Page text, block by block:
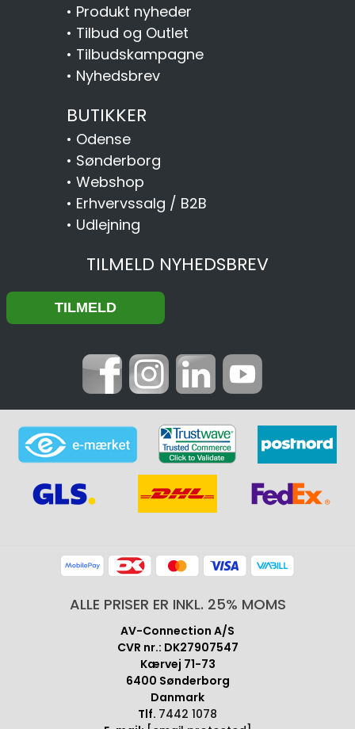
• Produkt nyheder
• Tilbud og Outlet
• Tilbudskampagne
• Nyhedsbrev
BUTIKKER
• Odense
• Sønderborg
• Webshop
• Erhvervssalg / B2B
• Udlejning
TILMELD NYHEDSBREV
ALLE PRISER ER INKL. 25% MOMS
AV-Connection A/S
CVR nr.: DK27907547
Kærvej 71-73
6400 Sønderborg
Danmark
Tlf. 7442 1078